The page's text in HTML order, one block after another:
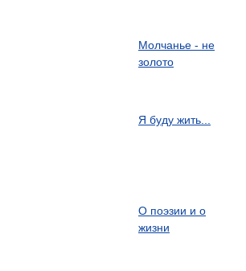
Молчанье - не
золото
Я буду жить...
О поэзии и о
жизни